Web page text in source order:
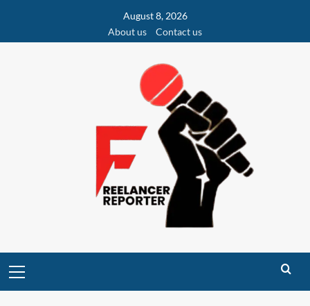
content
August 8, 2026
About us
Contact us
Menu